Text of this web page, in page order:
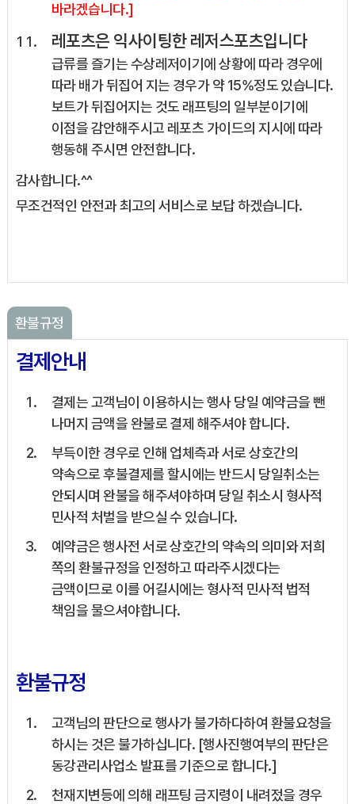
바라겠습니다.]
레포츠은 익사이팅한 레저스포츠입니다
급류를 즐기는 수상레저이기에 상황에 따라 경우에
따라 배가 뒤집어 지는 경우가 약 15%정도 있습니다.
보트가 뒤집어지는 것도 래프팅의 일부분이기에
이점을 감안해주시고 레포츠 가이드의 지시에 따라
행동해 주시면 안전합니다.
감사합니다.^^
무조건적인 안전과 최고의 서비스로 보답 하겠습니다.
환불규정
결제안내
결제는 고객님이 이용하시는 행사 당일 예약금을 뺀
나머지 금액을 완불로 결제 해주셔야 합니다.
부득이한 경우로 인해 업체측과 서로 상호간의
약속으로 후불결제를 할시에는 반드시 당일취소는
안되시며 완불을 해주셔야하며 당일 취소시 형사적
민사적 처벌을 받으실 수 있습니다.
예약금은 행사전 서로 상호간의 약속의 의미와 저희
쪽의 환불규정을 인정하고 따라주시겠다는
금액이므로 이를 어길시에는 형사적 민사적 법적
책임을 물으셔야합니다.
환불규정
고객님의 판단으로 행사가 불가하다하여 환불요청을
하시는 것은 불가하십니다. [행사진행여부의 판단은
동강관리사업소 발표를 기준으로 합니다.]
천재지변등에 의해 래프팅 금지령이 내려젔을 경우